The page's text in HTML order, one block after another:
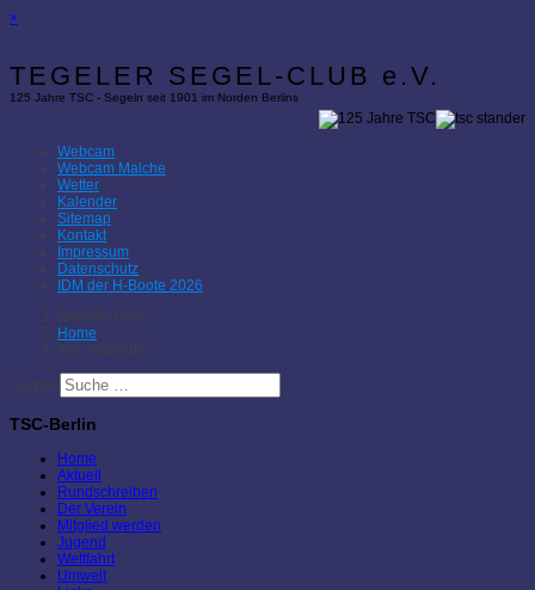
×
TEGELER SEGEL-CLUB e.V.
125 Jahre TSC - Segeln seit 1901 im Norden Berlins
Webcam
Webcam Malche
Wetter
Kalender
Sitemap
Kontakt
Impressum
Datenschutz
IDM der H-Boote 2026
Aktuelle Seite:
Home
TSC-Kalender
Suchen
TSC-Berlin
Home
Aktuell
Rundschreiben
Der Verein
Mitglied werden
Jugend
Wettfahrt
Umwelt